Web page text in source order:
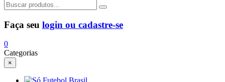
Faça seu login ou cadastre-se
0
Categorias
×